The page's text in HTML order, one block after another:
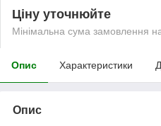
Ціну уточнюйте
Мінімальна сума замовлення
Опис Характеристики
Опис